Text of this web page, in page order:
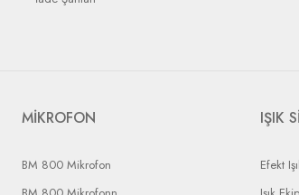
MİKROFON
BM 800 Mikrofon
IŞIK
Efekt